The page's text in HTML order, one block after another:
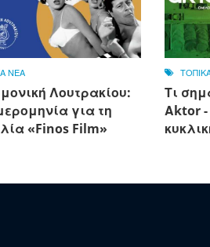
ΝΕΑ
Λουτρακίου:
για τη
«Finos Film»
Τι
Αktor -